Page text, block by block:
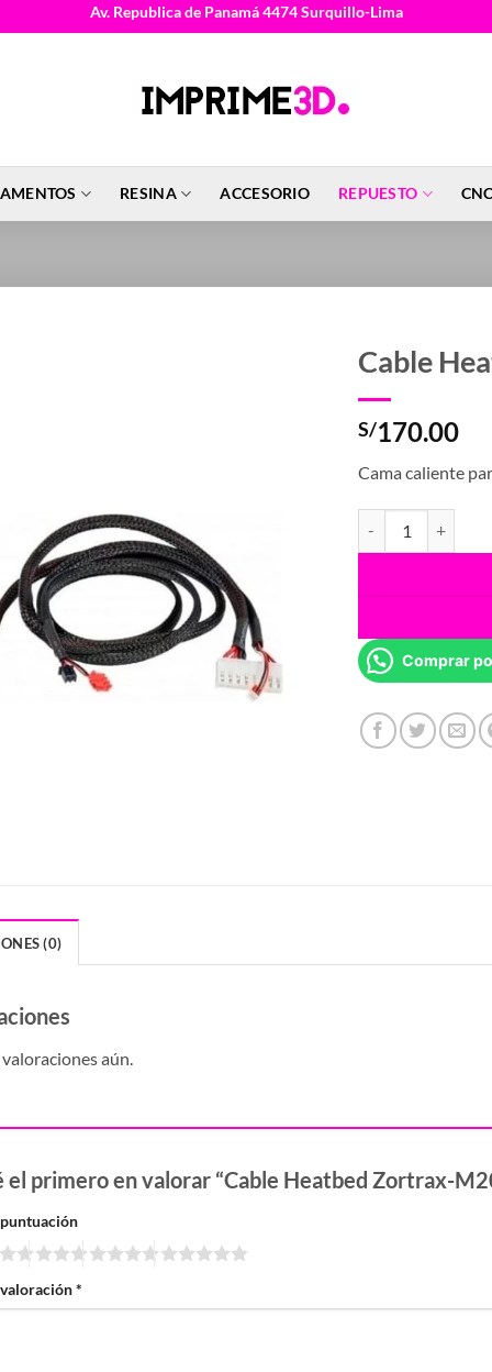
Av. Republica de Panamá 4474 Surquillo-Lima
RESINA ACCESORIO REPUESTO
Cable
S/170.00
Cama caliente
Comprar
(0)
aún.
el primero en valorar “Cable Heatbed Zortrax-
*